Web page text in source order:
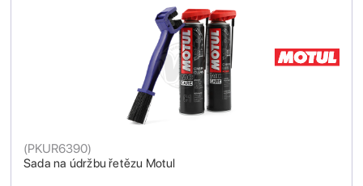
Sada na údržbu řetězu Motul
(PKUR6390)